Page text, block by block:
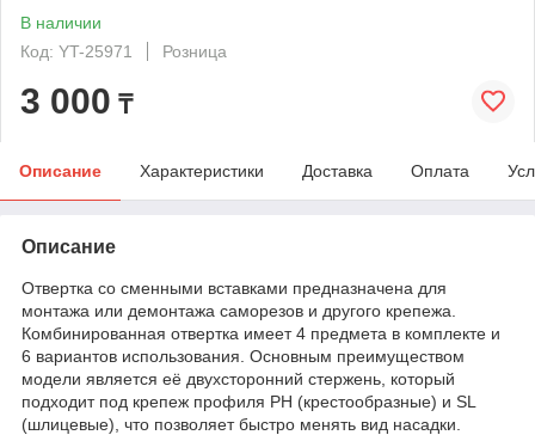
В наличии
Код: YT-25971
Розница
3 000 ₸
Описание Характеристики Доставка Оплата
Описание
Отвертка со сменными вставками предназначена для
монтажа или демонтажа саморезов и другого крепежа.
Комбинированная отвертка имеет 4 предмета в комплекте и
6 вариантов использования. Основным преимуществом
модели является её двухсторонний стержень, который
подходит под крепеж профиля PH (крестообразные) и SL
(шлицевые), что позволяет быстро менять вид насадки.